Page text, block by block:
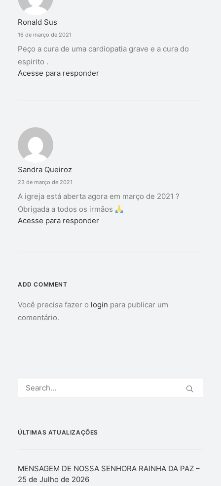
Ronald Sus
16 de março de 2021
Peço a cura de uma cardiopatia grave e a cura do
espirito .
Acesse para responder
Sandra Queiroz
23 de março de 2021
A igreja está aberta agora em março de 2021 ?
Obrigada a todos os irmãos
Acesse para responder
ADD COMMENT
Você precisa fazer o login para publicar um
comentário.
ÚLTIMAS ATUALIZAÇÕES
MENSAGEM DE NOSSA SENHORA RAINHA DA PAZ –
25 de Julho de 2026